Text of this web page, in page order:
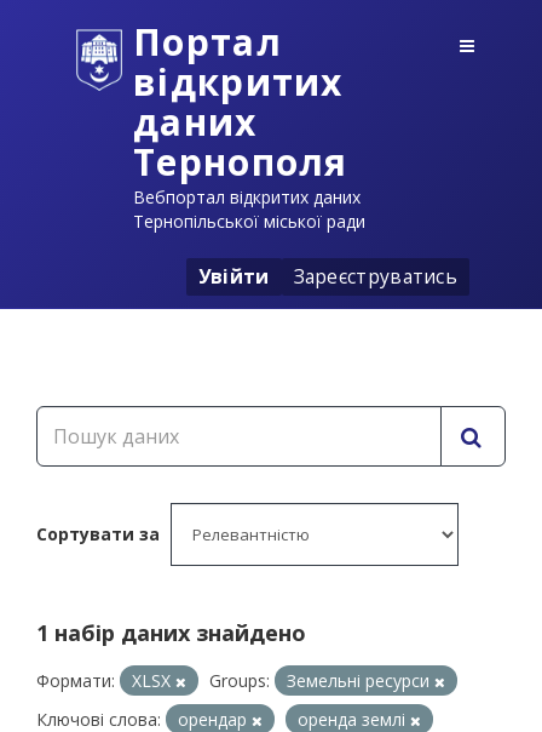
Портал
відкритих
даних
Тернополя
Вебпортал відкритих даних
Тернопільської міської ради
Увійти Зареєструватись
Сортувати за
1 набір даних знайдено
Формати: XLSX Groups:
Земельні ресурси
Ключові слова:
орендар
оренда землі